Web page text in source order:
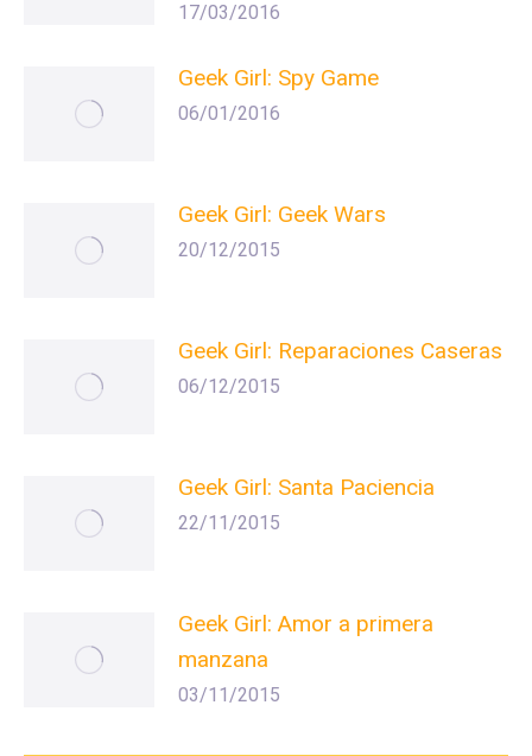
17/03/2016
Geek Girl: Spy Game
06/01/2016
Geek Girl: Geek Wars
20/12/2015
Geek Girl: Reparaciones Caseras
06/12/2015
Geek Girl: Santa Paciencia
22/11/2015
Geek Girl: Amor a primera
manzana
03/11/2015